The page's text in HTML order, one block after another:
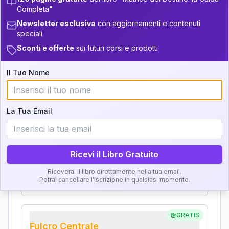
18.5-19 +4 12
Analisi, Significato e
Interpretazione
Clicca su ogni zona per leggere la definizione e
Zona del Ritratto
Importanza:
Karma Genitore-Figlio
Importanza:
GRATIS
Fulcro Centrale
Completa"
Newsletter esclusiva con aggiornamenti e contenuti
speciali
Sconti e offerte sui futuri corsi e prodotti
Il Tuo Nome
La Tua Email
Ricevi il Libro Gratuito
Riceverai il libro direttamente nella tua email.
Potrai cancellare l'iscrizione in qualsiasi momento.